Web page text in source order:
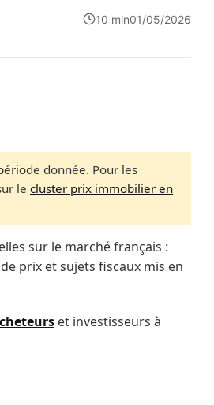
10 min01/05/2026
donnée. Pour les
le cluster prix immobilier en
sur le marché français :
prix et sujets fiscaux mis en
et investisseurs à